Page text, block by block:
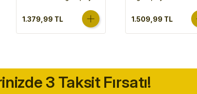
1.379,99 TL 1.509,99 TL
3 Taksit Fırsatı!